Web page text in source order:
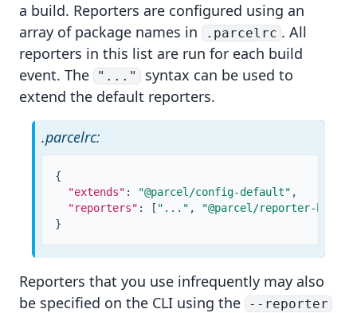
a build. Reporters are configured using an
array of package names in
.parcelrc . All
reporters in this list are run for each build
event. The
"..."
syntax can be used to
extend the default reporters.
.parcelrc:
{
"extends" : "@parcel/config-default" ,
"reporters" : [ "..." ,
"@parcel/reporter-
}
Reporters that you use infrequently may also
be specified on the CLI using the --reporter